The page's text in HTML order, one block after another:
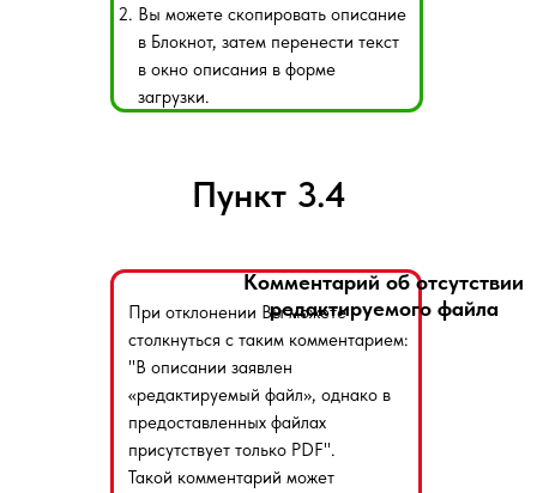
Вы можете скопировать описание
в Блокнот, затем перенести текст
в окно описания в форме
загрузки.
Пункт 3.4
Комментарий об отсутствии
редактируемого файла
При отклонении Вы можете
столкнуться с таким комментарием:
"В описании заявлен
«редактируемый файл», однако в
предоставленных файлах
присутствует только PDF".
Такой комментарий может